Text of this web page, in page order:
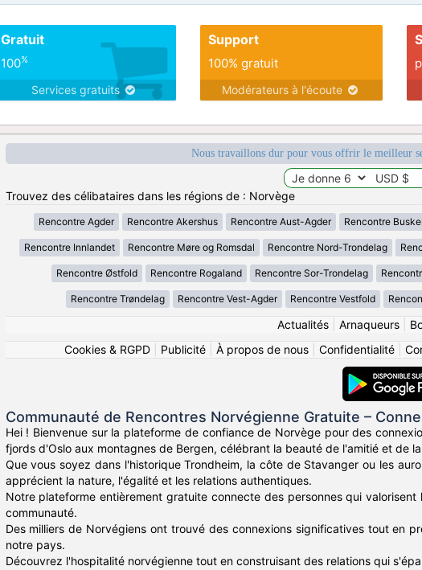
Gratuit
100%
Services gratuits
Support
100% gratuit
Modérateurs à l'écoute
Nous travaillons dur pour vous offrir le meilleur
Trouvez des célibataires dans les régions de : Norvège
Rencontre Agder Rencontre Akershus Rencontre Aust-Agder Rencontre
Rencontre Innlandet Rencontre Møre og Romsdal Rencontre Nord-Trondelag
Rencontre Østfold Rencontre Rogaland Rencontre Sor-Trondelag
Rencontre Trøndelag Rencontre Vest-Agder Rencontre Vestfold
Actualités| Arnaqueurs|
Cookies & RGPD| Publicité| À propos de nous| Confidentialité|
Communauté de Rencontres Norvégienne Gratuite –
Hei ! Bienvenue sur la plateforme de confiance de Norvège pour des
fjords d'Oslo aux montagnes de Bergen, célébrant la beauté de l'amitié et de
Que vous soyez dans l'historique Trondheim, la côte de Stavanger ou les
apprécient la nature, l'égalité et les relations authentiques.
Notre plateforme entièrement gratuite connecte des personnes qui
communauté.
Des milliers de Norvégiens ont trouvé des connexions significatives tout en
notre pays.
Découvrez l'hospitalité norvégienne tout en construisant des relations qui